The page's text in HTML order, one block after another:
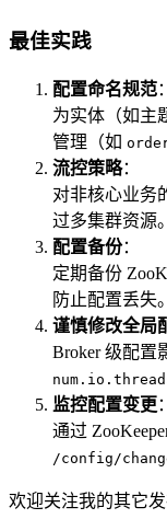
最佳实践
配置命名规范：
为实体（如主
管理（如
流控策略：
对非核心业务
过多集群资源。
配置备份：
定期备份
防止配置丢失。
谨慎修改全局
Broker 级配置
监控配置变更 ：
通过
/config/
欢迎关注我的其它